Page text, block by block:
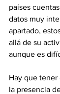
países
datos muy
apartado,
allá de su
aunque es
Hay que
la presencia